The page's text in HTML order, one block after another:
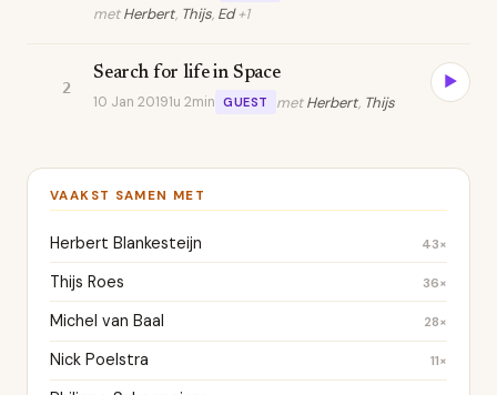
metHerbert, Thijs, Ed+1
2
Search for life in Space
10 Jan 20191u 2min GUEST metHerbert, Thijs
▶
VAAKST SAMEN MET
Herbert Blankesteijn 43×
Thijs Roes 36×
Michel van Baal 28×
Nick Poelstra 11×